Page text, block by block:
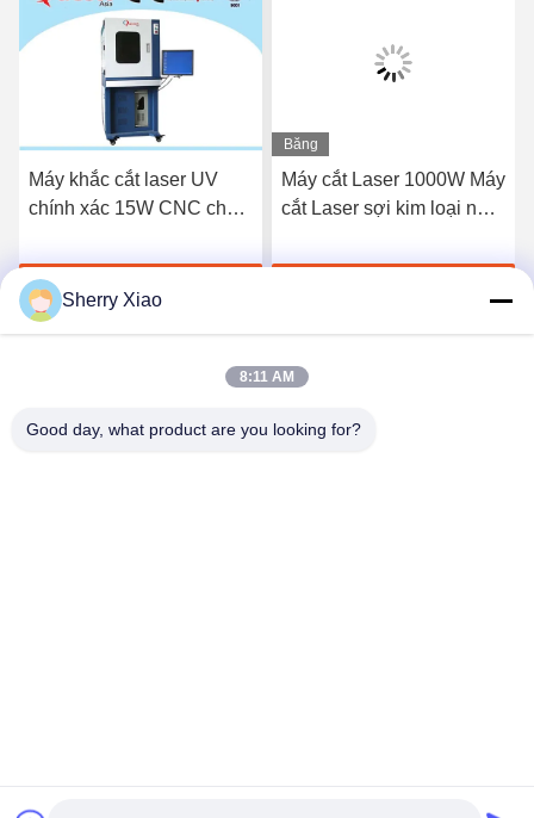
Máy khắc cắt laser UV
chính xác 15W CNC cho
Nói Chuyện Ngay.
Băng
hình
Máy cắt Laser 1000W Máy
cắt Laser sợi kim loại nhỏ
Sherry Xiao
8:11 AM
Good day, what product are you looking for?